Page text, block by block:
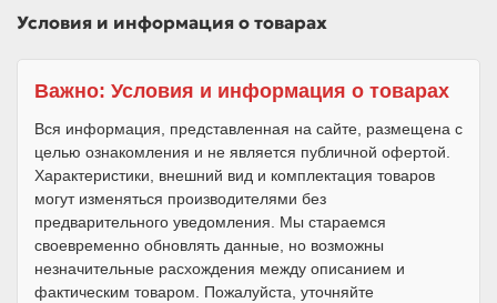
Условия и информация о товарах
Важно: Условия и информация о товарах
Вся информация, представленная на сайте, размещена с
целью ознакомления и не является публичной офертой.
Характеристики, внешний вид и комплектация товаров
могут изменяться производителями без
предварительного уведомления. Мы стараемся
своевременно обновлять данные, но возможны
незначительные расхождения между описанием и
фактическим товаром. Пожалуйста, уточняйте